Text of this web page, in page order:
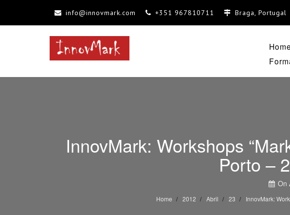
info@innovmark.com +351 967810711 Braga, Portugal
INNOVMARK
Home
InnovMark: Workshops
Porto –
On
Home 2012 Abril 23 InnovMark: